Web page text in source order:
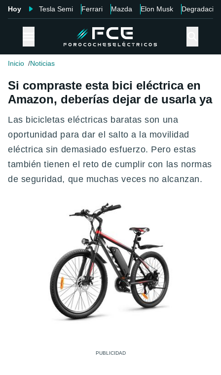
Hoy Tesla Semi Ferrari Mazda Elon Musk Degradación
Inicio Noticias
Si compraste esta bici eléctrica en
Amazon, deberías dejar de usarla ya
Las bicicletas eléctricas baratas son una
oportunidad para dar el salto a la movilidad
eléctrica sin demasiado esfuerzo. Pero estas
también tienen el reto de cumplir con las normas
de seguridad, que muchas veces no alcanzan.